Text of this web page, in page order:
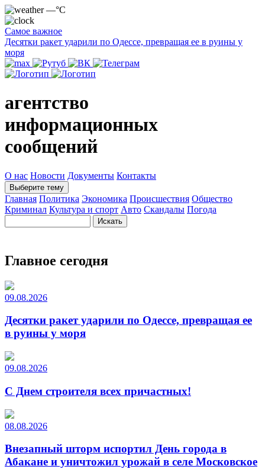
—°C
Самое важное
Десятки ракет ударили по Одессе, превращая ее в руины у
моря
агентство
информационных
сообщений
О нас Новости Документы Контакты
Выберите тему
Главная Политика Экономика Происшествия Общество
Криминал Культура и спорт Авто Скандалы Погода
Главное сегодня
09.08.2026
Десятки ракет ударили по Одессе, превращая ее
в руины у моря
09.08.2026
С Днем строителя всех причастных!
08.08.2026
Внезапный шторм испортил День города в
Абакане и уничтожил урожай в селе Московское